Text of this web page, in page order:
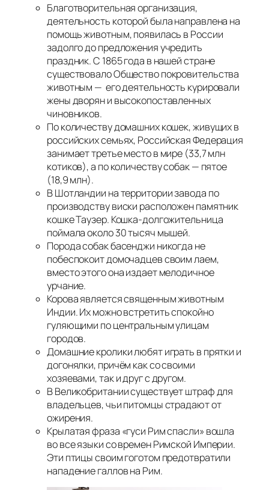
Благотворительная организация,
деятельность которой была направлена на
помощь животным, появилась в России
задолго до предложения учредить
праздник. С 1865 года в нашей стране
существовало Общество покровительства
животным — его деятельность курировали
жены дворян и высокопоставленных
чиновников.
По количеству домашних кошек, живущих в
российских семьях, Российская Федерация
занимает третье место в мире (33,7 млн
котиков), а по количеству собак — пятое
(18,9 млн).
В Шотландии на территории завода по
производству виски расположен памятник
кошке Таузер. Кошка-долгожительница
поймала около 30 тысяч мышей.
Порода собак басенджи никогда не
побеспокоит домочадцев своим лаем,
вместо этого она издает мелодичное
урчание.
Корова является священным животным
Индии. Их можно встретить спокойно
гуляющими по центральным улицам
городов.
Домашние кролики любят играть в прятки и
догонялки, причём как со своими
хозяевами, так и друг с другом.
В Великобритании существует штраф для
владельцев, чьи питомцы страдают от
ожирения.
Крылатая фраза «гуси Рим спасли» вошла
во все языки со времен Римской Империи.
Эти птицы своим гоготом предотвратили
нападение галлов на Рим.